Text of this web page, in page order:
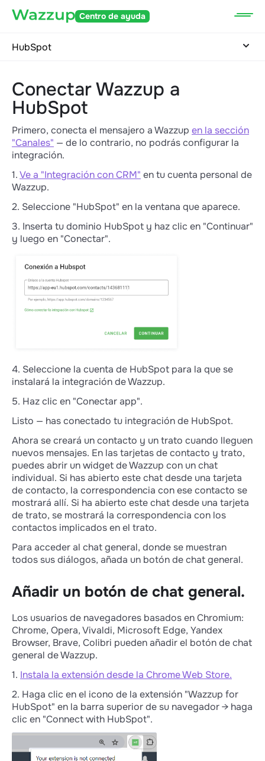
Centro de ayuda
HubSpot
Conectar Wazzup a
HubSpot
Primero, conecta el mensajero a Wazzup en la sección
"Canales" — de lo contrario, no podrás configurar la
integración.
1.Ve a "Integración con CRM" en tu cuenta personal de
Wazzup.
2. Seleccione "HubSpot" en la ventana que aparece.
3. Inserta tu dominio HubSpot y haz clic en "Continuar"
y luego en "Conectar".
4. Seleccione la cuenta de HubSpot para la que se
instalará la integración de Wazzup.
5. Haz clic en "Conectar app".
Listo — has conectado tu integración de HubSpot.
Ahora se creará un contacto y un trato cuando lleguen
nuevos mensajes. En las tarjetas de contacto y trato,
puedes abrir un widget de Wazzup con un chat
individual. Si has abierto este chat desde una tarjeta
de contacto, la correspondencia con ese contacto se
mostrará allí. Si ha abierto este chat desde una tarjeta
de trato, se mostrará la correspondencia con los
contactos implicados en el trato.
Para acceder al chat general, donde se muestran
todos sus diálogos, añada un botón de chat general.
Añadir un botón de chat general.
Los usuarios de navegadores basados en Chromium:
Chrome, Opera, Vivaldi, Microsoft Edge, Yandex
Browser, Brave, Colibri pueden añadir el botón de chat
general de Wazzup.
1. Instala la extensión desde la Chrome Web Store.
2. Haga clic en el icono de la extensión "Wazzup for
HubSpot" en la barra superior de su navegador → haga
clic en "Connect with HubSpot".